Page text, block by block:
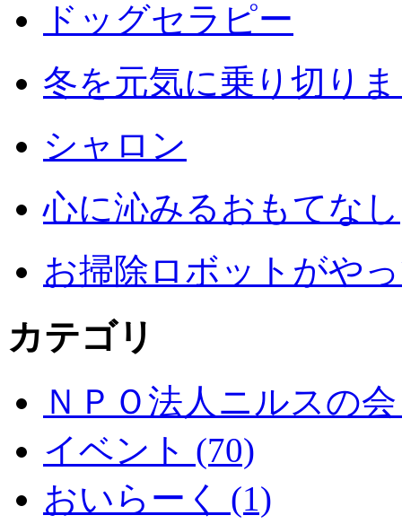
ドッグセラピー
冬を元気に乗り切り
シャロン
心に沁みるおもてなし
お掃除ロボットがや
カテゴリ
ＮＰＯ法人ニルスの
イベント (70)
おいらーく (1)